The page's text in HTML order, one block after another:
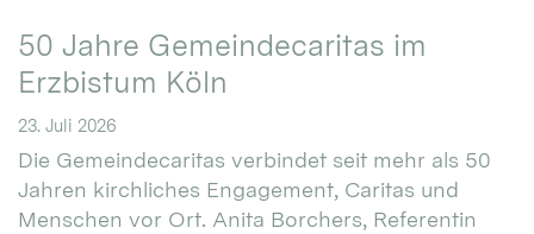
50 Jahre Gemeindecaritas im
Erzbistum Köln
23. Juli 2026
Die Gemeindecaritas verbindet seit mehr als 50
Jahren kirchliches Engagement, Caritas und
Menschen vor Ort. Anita Borchers, Referentin